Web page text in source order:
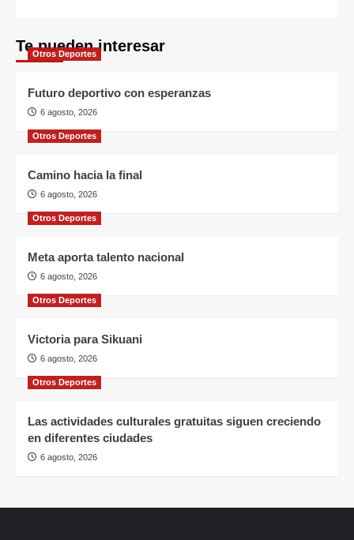
Te pueden interesar
Otros Deportes
Futuro deportivo con esperanzas
6 agosto, 2026
Otros Deportes
Camino hacia la final
6 agosto, 2026
Otros Deportes
Meta aporta talento nacional
6 agosto, 2026
Otros Deportes
Victoria para Sikuani
6 agosto, 2026
Otros Deportes
Las actividades culturales gratuitas siguen creciendo
en diferentes ciudades
6 agosto, 2026